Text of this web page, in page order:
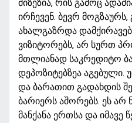
მიზეზია, რის გამოც
ირჩევენ. ბევრ
ახალგაზრდა
ვიზიტორებს, არ სურთ
მთლიანად საკრედიტო
დეპოზიტებზეა აგებული.
და ბარათით გადახდის
ბარიერს აშორებს. ეს არ
მანქანა ერთსა და იმავე